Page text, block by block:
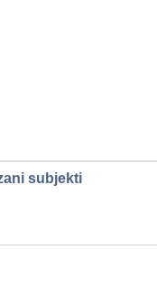
subjekti